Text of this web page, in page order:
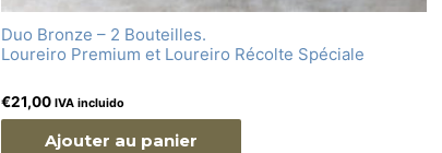
Duo Bronze – 2 Bouteilles.
Loureiro Premium et Loureiro Récolte Spéciale
€21,00 IVA incluido
Ajouter au panier